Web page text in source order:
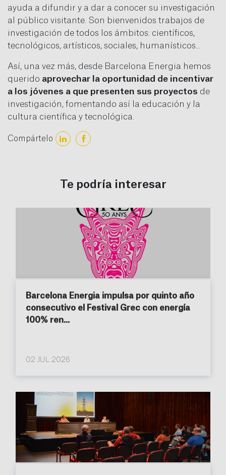
ayuda a difundir y a dar a conocer su investigación
al público visitante. Son bienvenidos trabajos de
investigación de todos los ámbitos: científicos,
tecnológicos, artísticos, sociales, humanísticos...
Así, una vez más, desde Barcelona Energia hemos
querido aprovechar la oportunidad de incentivar
a los jóvenes a que presenten sus proyectos de
investigación, fomentando así la educación y la
cultura científica y tecnológica.
Compártelo
Te podría interesar
Barcelona Energia impulsa por quinto año
consecutivo el Festival Grec con energía
100% ren...
02 JUL 2026